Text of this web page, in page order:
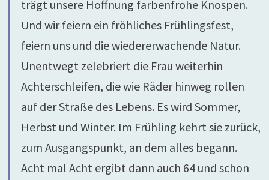
trägt unsere Hoffnung farbenfrohe Knospen.
Und wir feiern ein fröhliches Frühlingsfest,
feiern uns und die wiedererwachende Natur.
Unentwegt zelebriert die Frau weiterhin
Achterschleifen, die wie Räder hinweg rollen
auf der Straße des Lebens. Es wird Sommer,
Herbst und Winter. Im Frühling kehrt sie zurück,
zum Ausgangspunkt, an dem alles begann.
Acht mal Acht ergibt dann auch 64 und schon